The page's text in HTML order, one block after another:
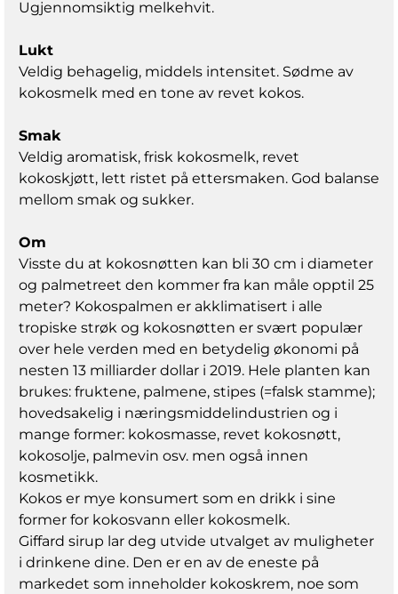
Ugjennomsiktig melkehvit.
Lukt
Veldig behagelig, middels intensitet. Sødme av
kokosmelk med en tone av revet kokos.
Smak
Veldig aromatisk, frisk kokosmelk, revet
kokoskjøtt, lett ristet på ettersmaken. God balanse
mellom smak og sukker.
Om
Visste du at kokosnøtten kan bli 30 cm i diameter
og palmetreet den kommer fra kan måle opptil 25
meter? Kokospalmen er akklimatisert i alle
tropiske strøk og kokosnøtten er svært populær
over hele verden med en betydelig økonomi på
nesten 13 milliarder dollar i 2019. Hele planten kan
brukes: fruktene, palmene, stipes (=falsk stamme);
hovedsakelig i næringsmiddelindustrien og i
mange former: kokosmasse, revet kokosnøtt,
kokosolje, palmevin osv. men også innen
kosmetikk.
Kokos er mye konsumert som en drikk i sine
former for kokosvann eller kokosmelk.
Giffard sirup lar deg utvide utvalget av muligheter
i drinkene dine. Den er en av de eneste på
markedet som inneholder kokoskrem, noe som